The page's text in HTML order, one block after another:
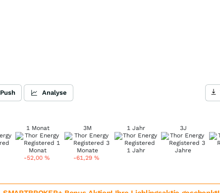
Push Analyse
1 Monat
-52,00%
3M
-61,29%
1 Jahr 3J